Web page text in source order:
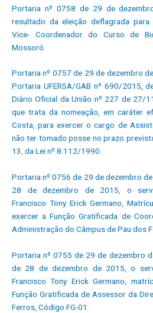
Portaria nº 0758 de 29 de
resultado da eleição deflagrada
Vice- Coordenador do Curso de
Mossoró.
Portaria nº 0757 de 29 de dezembro
Portaria UFERSA/GAB nº 690/2015,
Diário Oficial da União nº 227 de 27/
que trata da nomeação, em caráter
Costa, para exercer o cargo de
não ter tomado posse no prazo
13, da Lei nº 8.112/1990.
Portaria nº 0756 de 29 de dezembro
28 de dezembro de 2015, o
Francisco Tony Erick Germano,
exercer a Função Gratificada de
Administração do Câmpus de Pau dos
Portaria nº 0755 de 29 de dezembro
de 28 de dezembro de 2015, o
Francisco Tony Erick Germano,
Função Gratificada de Assessor da
Ferros, Código FG-01.